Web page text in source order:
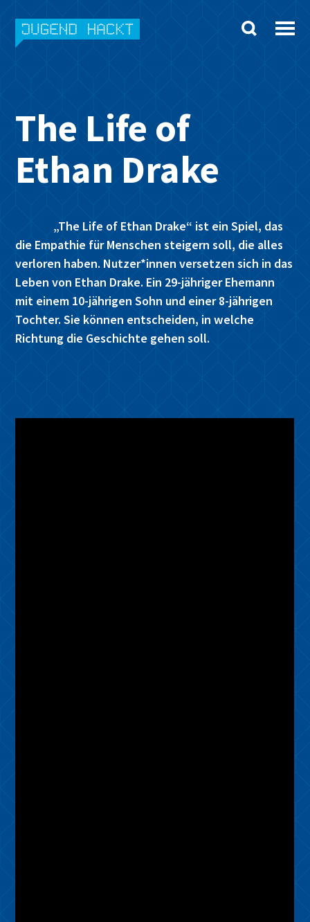
Skip
to
The Life of
Ethan Drake
„The Life of Ethan Drake“ ist ein Spiel, das
die Empathie für Menschen steigern soll, die alles
verloren haben. Nutzer*innen versetzen sich in das
Leben von Ethan Drake. Ein 29-jähriger Ehemann
mit einem 10-jährigen Sohn und einer 8-jährigen
Tochter. Sie können entscheiden, in welche
Richtung die Geschichte gehen soll.